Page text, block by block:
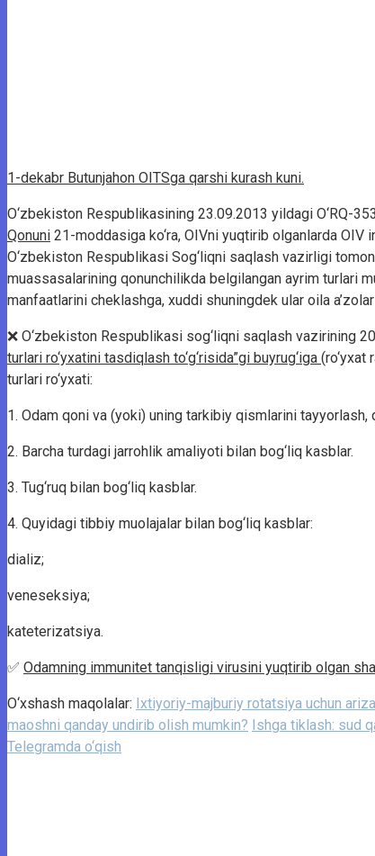
1-dekabr Butunjahon OITSga qarshi kurash kuni.
O‘zbekiston Respublikasining 23.09.2013 yildagi O‘RQ-
Qonuni 21-moddasiga ko‘ra, OIVni yuqtirib olganlarda
O‘zbekiston Respublikasi Sog‘liqni saqlash vazirligi
muassasalarining qonunchilikda belgilangan ayrim turlari
manfaatlarini cheklashga, xuddi shuningdek ular oila
❌ O‘zbekiston Respublikasi sog‘liqni saqlash vazirining
turlari ro‘yxatini tasdiqlash to‘g‘risida”gi buyrug‘iga
turlari ro‘yxati:
1. Odam qoni va (yoki) uning tarkibiy qismlarini
2. Barcha turdagi jarrohlik amaliyoti bilan bog‘liq kasblar.
3. Tug‘ruq bilan bog‘liq kasblar.
4. Quyidagi tibbiy muolajalar bilan bog‘liq kasblar:
dializ;
veneseksiya;
kateterizatsiya.
✅ Odamning immunitet tanqisligi virusini yuqtirib olgan
O‘xshash maqolalar: Ixtiyoriy-majburiy rotatsiya uchun
maoshni qanday undirib olish mumkin? Ishga tiklash: sud
Telegramda o‘qish